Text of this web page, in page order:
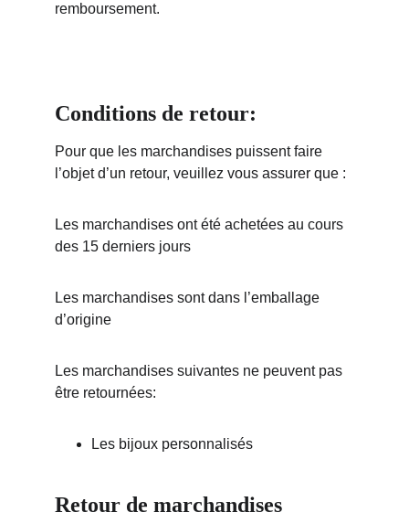
remboursement.
Conditions de retour:
Pour que les marchandises puissent faire
l’objet d’un retour, veuillez vous assurer que :
Les marchandises ont été achetées au cours
des 15 derniers jours
Les marchandises sont dans l’emballage
d’origine
Les marchandises suivantes ne peuvent pas
être retournées:
Les bijoux personnalisés
Retour de marchandises